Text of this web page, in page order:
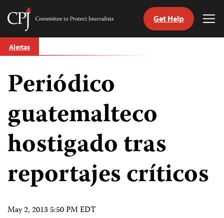
Skip
to
Committee
Journalists
Get Help
Alertas
Periódico
guatemalteco
hostigado tras
reportajes críticos
May 2, 2013 5:50 PM EDT